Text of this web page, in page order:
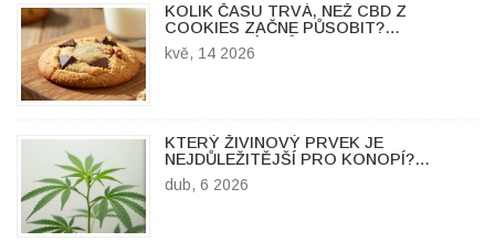
KOLIK ČASU TRVÁ, NEŽ CBD Z
COOKIES ZAČNE PŮSOBIT?
KOMPLETNÍ PRŮVODCE
kvě, 14 2026
KTERÝ ŽIVINOVÝ PRVEK JE
NEJDŮLEŽITĚJŠÍ PRO KONOPÍ?
PRAVDA O NPK
dub, 6 2026